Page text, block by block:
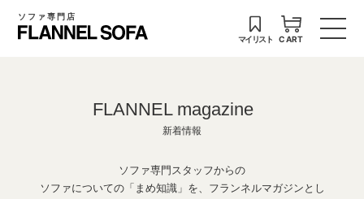
ソファ専門店
マイリスト CART
FLANNEL magazine
新着情報
ソファ専門スタッフからの
ソファについての「まめ知識」を、フランネルマガジンとし